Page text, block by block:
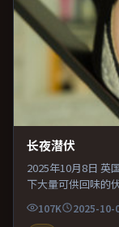
长夜潜伏
2025年10月8日 英
下大量可供回味的
写交替强化压迫感
不俗。
107K 2025-10-